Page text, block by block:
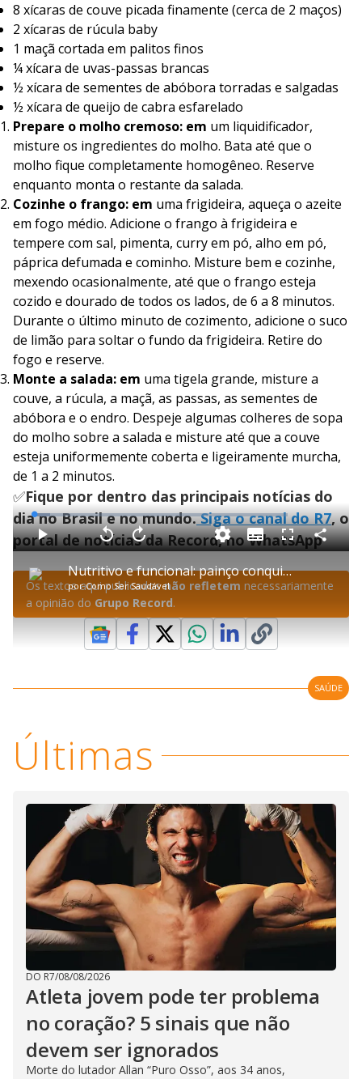
8 xícaras de couve picada finamente (cerca de 2 maços)
2 xícaras de rúcula baby
1 maçã cortada em palitos finos
¼ xícara de uvas-passas brancas
½ xícara de sementes de abóbora torradas e salgadas
½ xícara de queijo de cabra esfarelado
Prepare o molho cremoso: em um liquidificador,
misture os ingredientes do molho. Bata até que o
molho fique completamente homogêneo. Reserve
enquanto monta o restante da salada.
Cozinhe o frango: em uma frigideira, aqueça o azeite
em fogo médio. Adicione o frango à frigideira e
tempere com sal, pimenta, curry em pó, alho em pó,
páprica defumada e cominho. Misture bem e cozinhe,
mexendo ocasionalmente, até que o frango esteja
cozido e dourado de todos os lados, de 6 a 8 minutos.
Durante o último minuto de cozimento, adicione o suco
de limão para soltar o fundo da frigideira. Retire do
fogo e reserve.
Monte a salada: em uma tigela grande, misture a
couve, a rúcula, a maçã, as passas, as sementes de
abóbora e o endro. Despeje algumas colheres de sopa
do molho sobre a salada e misture até que a couve
esteja uniformemente coberta e ligeiramente murcha,
de 1 a 2 minutos.
✅Fique por dentro das principais notícias do
dia no Brasil e no mundo.Siga o canal do R7, o
portal de notícias da Record, no WhatsApp
P
l
a
V
i
d
e
o
Nutritivo e funcional: painço conquista espaço na alimentação saudável
porComo Ser Saudável
P
y
V
l
t
r
0
e
g
u
n
d
A
a
n
a
r
1
s
e
g
u
n
L
o
a
d
e
6
.
5
1
%
S
u
b
i
t
l
F
l
c
n
C
o
p
r
h
Os textos aqui publicadosnão refletem necessariamente
a opinião do Grupo Record.
SAÚDE
Últimas
DO R7/08/08/2026
Atleta jovem pode ter problema
no coração? 5 sinais que não
devem ser ignorados
Morte do lutador Allan “Puro Osso”, aos 34 anos,